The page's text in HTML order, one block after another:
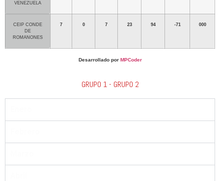
VENEZUELA
CEIP CONDE
DE
ROMANONES
7 0 7 23 94 -71 000
Desarrollado por MPCoder
GRUPO 1 - GRUPO 2